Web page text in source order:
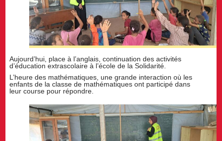
Aujourd’hui, place à l’anglais, continuation des activités
d’éducation extrascolaire à l’école de la Solidarité.
L’heure des mathématiques, une grande interaction où les
enfants de la classe de mathématiques ont participé dans
leur course pour répondre.